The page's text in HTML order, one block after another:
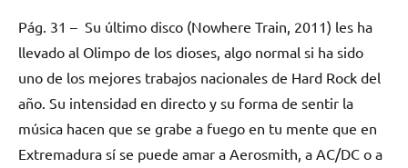
Pág. 31 – Su último disco (Nowhere Train, 2011) les ha
llevado al Olimpo de los dioses, algo normal si ha sido
uno de los mejores trabajos nacionales de Hard Rock del
año. Su intensidad en directo y su forma de sentir la
música hacen que se grabe a fuego en tu mente que en
Extremadura sí se puede amar a Aerosmith, a AC/DC o a